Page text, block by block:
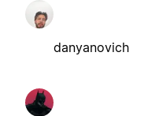
danyanovich